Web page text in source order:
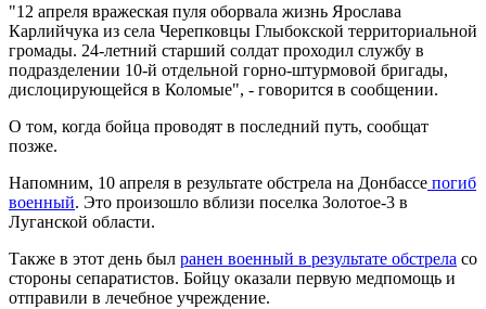
"12 апреля вражеская пуля оборвала жизнь Ярослава
Карлийчука из села Черепковцы Глыбокской территориальной
громады. 24-летний старший солдат проходил службу в
подразделении 10-й отдельной горно-штурмовой бригады,
дислоцирующейся в Коломые", - говорится в сообщении.
О том, когда бойца проводят в последний путь, сообщат
позже.
Напомним, 10 апреля в результате обстрела на Донбассе погиб
военный. Это произошло вблизи поселка Золотое-3 в
Луганской области.
Также в этот день был ранен военный в результате обстрела со
стороны сепаратистов. Бойцу оказали первую медпомощь и
отправили в лечебное учреждение.